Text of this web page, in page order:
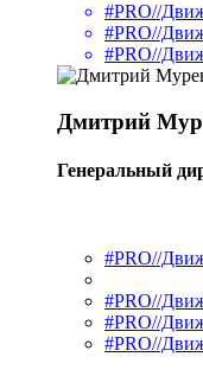
#PRO//
#PRO//
#PRO//
Дмитрий
Генеральный
#PRO//
#PRO//
#PRO//
#PRO//